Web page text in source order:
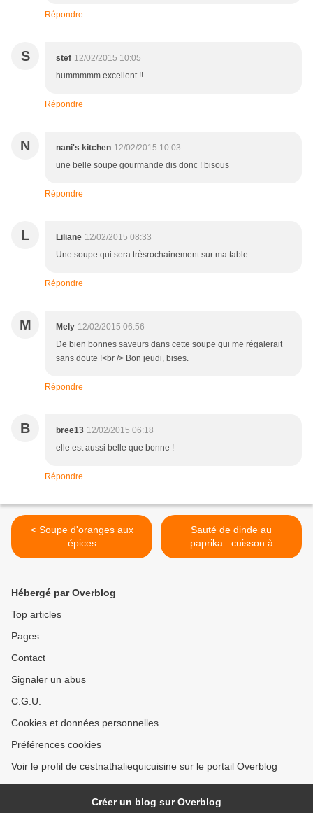
Répondre
S stef 12/02/2015 10:05
hummmmm excellent !!
Répondre
N nani's kitchen 12/02/2015 10:03
une belle soupe gourmande dis donc ! bisous
Répondre
L Liliane 12/02/2015 08:33
Une soupe qui sera trèsrochainement sur ma table
Répondre
M Mely 12/02/2015 06:56
De bien bonnes saveurs dans cette soupe qui me régalerait
sans doute !<br /> Bon jeudi, bises.
Répondre
B bree13 12/02/2015 06:18
elle est aussi belle que bonne !
Répondre
< Soupe d'oranges aux
épices
Sauté de dinde au
paprika...cuisson à
l'omnicuiseur >
Hébergé par Overblog
Top articles
Pages
Contact
Signaler un abus
C.G.U.
Cookies et données personnelles
Préférences cookies
Voir le profil de cestnathaliequicuisine sur le portail Overblog
Créer un blog sur Overblog